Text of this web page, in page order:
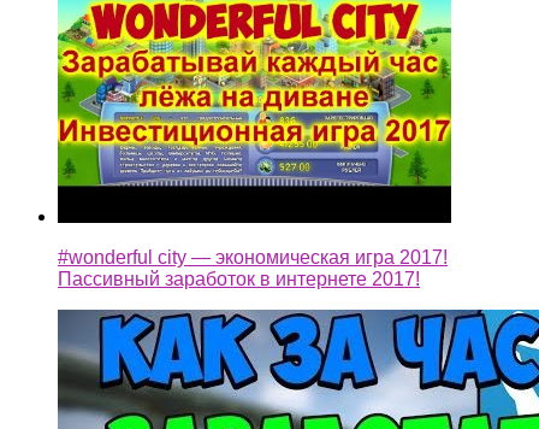
#wonderful city — экономическая игра 2017!
Пассивный заработок в интернете 2017!